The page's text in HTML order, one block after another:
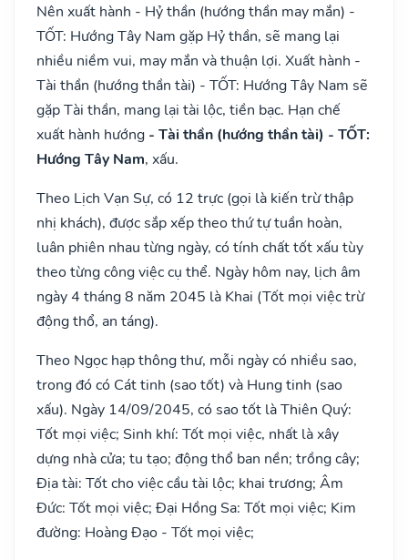
Nên xuất hành - Hỷ thần (hướng thần may mắn) -
TỐT: Hướng Tây Nam gặp Hỷ thần, sẽ mang lại
nhiều niềm vui, may mắn và thuận lợi. Xuất hành -
Tài thần (hướng thần tài) - TỐT: Hướng Tây Nam sẽ
gặp Tài thần, mang lại tài lộc, tiền bạc. Hạn chế
xuất hành hướng - Tài thần (hướng thần tài) - TỐT:
Hướng Tây Nam, xấu.
Theo Lịch Vạn Sự, có 12 trực (gọi là kiến trừ thập
nhị khách), được sắp xếp theo thứ tự tuần hoàn,
luân phiên nhau từng ngày, có tính chất tốt xấu tùy
theo từng công việc cụ thể. Ngày hôm nay, lịch âm
ngày 4 tháng 8 năm 2045 là Khai (Tốt mọi việc trừ
động thổ, an táng).
Theo Ngọc hạp thông thư, mỗi ngày có nhiều sao,
trong đó có Cát tinh (sao tốt) và Hung tinh (sao
xấu). Ngày 14/09/2045, có sao tốt là Thiên Quý:
Tốt mọi việc; Sinh khí: Tốt mọi việc, nhất là xây
dựng nhà cửa; tu tạo; động thổ ban nền; trồng cây;
Địa tài: Tốt cho việc cầu tài lộc; khai trương; Âm
Đức: Tốt mọi việc; Đại Hồng Sa: Tốt mọi việc; Kim
đường: Hoàng Đạo - Tốt mọi việc;